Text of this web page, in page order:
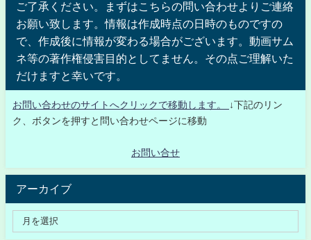
ご了承ください。まずはこちらの問い合わせよりご連絡
お願い致します。情報は作成時点の日時のものですの
で、作成後に情報が変わる場合がございます。動画サム
ネ等の著作権侵害目的としてません。その点ご理解いた
だけますと幸いです。
お問い合わせのサイトへクリックで移動します。
↓下記のリン
ク、ボタンを押すと問い合わせページに移動
お問い合せ
アーカイブ